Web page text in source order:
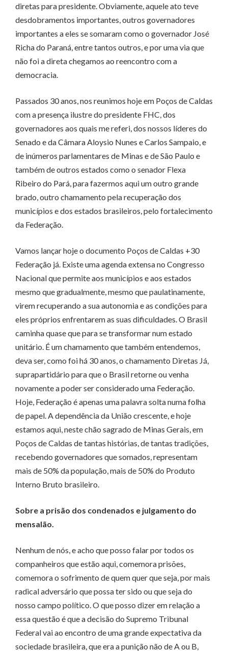
diretas para presidente. Obviamente, aquele ato teve
desdobramentos importantes, outros governadores
importantes a eles se somaram como o governador José
Richa do Paraná, entre tantos outros, e por uma via que
não foi a direta chegamos ao reencontro com a
democracia.
Passados 30 anos, nos reunimos hoje em Poços de Caldas
com a presença ilustre do presidente FHC, dos
governadores aos quais me referi, dos nossos líderes do
Senado e da Câmara Aloysio Nunes e Carlos Sampaio, e
de inúmeros parlamentares de Minas e de São Paulo e
também de outros estados como o senador Flexa
Ribeiro do Pará, para fazermos aqui um outro grande
brado, outro chamamento pela recuperação dos
municípios e dos estados brasileiros, pelo fortalecimento
da Federação.
Vamos lançar hoje o documento Poços de Caldas +30
Federação já. Existe uma agenda extensa no Congresso
Nacional que permite aos municípios e aos estados
mesmo que gradualmente, mesmo que paulatinamente,
virem recuperando a sua autonomia e as condições para
eles próprios enfrentarem as suas dificuldades. O Brasil
caminha quase que para se transformar num estado
unitário. É um chamamento que também entendemos,
deva ser, como foi há 30 anos, o chamamento Diretas Já,
suprapartidário para que o Brasil retorne ou venha
novamente a poder ser considerado uma Federação.
Hoje, Federação é apenas uma palavra solta numa folha
de papel. A dependência da União crescente, e hoje
estamos aqui, neste chão sagrado de Minas Gerais, em
Poços de Caldas de tantas histórias, de tantas tradições,
recebendo governadores que somados, representam
mais de 50% da população, mais de 50% do Produto
Interno Bruto brasileiro.
Sobre a prisão dos condenados e julgamento do
mensalão.
Nenhum de nós, e acho que posso falar por todos os
companheiros que estão aqui, comemora prisões,
comemora o sofrimento de quem quer que seja, por mais
radical adversário que possa ter sido ou que seja do
nosso campo político. O que posso dizer em relação a
essa questão é que a decisão do Supremo Tribunal
Federal vai ao encontro de uma grande expectativa da
sociedade brasileira, que era a punição não de A ou B,